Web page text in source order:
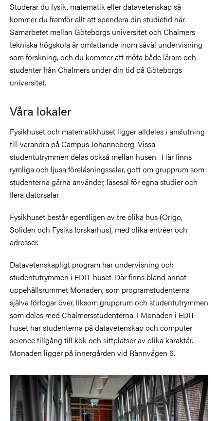
Studerar du fysik, matematik eller datavetenskap så
kommer du framför allt att spendera din studietid här.
Samarbetet mellan Göteborgs universitet och Chalmers
tekniska högskola är omfattande inom såväl undervisning
som forskning, och du kommer att möta både lärare och
studenter från Chalmers under din tid på Göteborgs
universitet.
Våra lokaler
Fysikhuset och matematikhuset ligger alldeles i anslutning
till varandra på Campus Johanneberg. Vissa
studentutrymmen delas också mellan husen. Här finns
rymliga och ljusa föreläsningssalar, gott om grupprum som
studenterna gärna använder, läsesal för egna studier och
flera datorsalar.
Fysikhuset består egentligen av tre olika hus (Origo,
Soliden och Fysiks forskarhus), med olika entréer och
adresser.
Datavetenskapligt program har undervisning och
studentutrymmen i EDIT-huset. Där finns bland annat
uppehållsrummet Monaden, som programstudenterna
själva förfogar över, liksom grupprum och studentutrymmen
som delas med Chalmersstudenterna. I Monaden i EDIT-
huset har studenterna på datavetenskap och computer
science tillgång till kök och sittplatser av olika karaktär.
Monaden ligger på innergården vid Rännvägen 6.
Bild